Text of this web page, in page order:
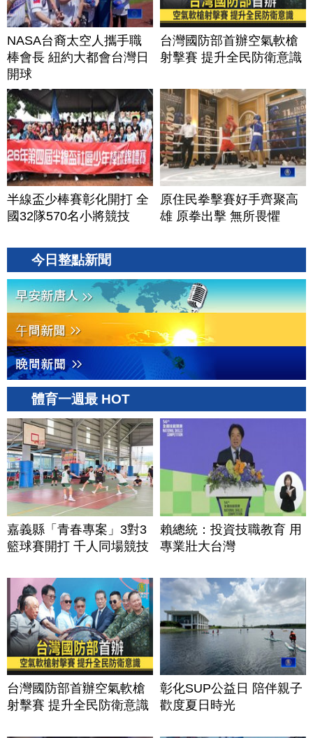
NASA台裔太空人攜手職
棒會長 紐約大都會台灣日
開球
台灣國防部首辦空氣軟槍
射擊賽 提升全民防衛意識
半線盃少棒賽彰化開打 全
國32隊570名小將競技
原住民拳擊賽好手齊聚高
雄 原拳出擊 無所畏懼
今日整點新聞
體育一週最 HOT
嘉義縣「青春專案」3對3
籃球賽開打 千人同場競技
賴總統：投資技職教育 用
專業壯大台灣
台灣國防部首辦空氣軟槍
射擊賽 提升全民防衛意識
彰化SUP公益日 陪伴親子
歡度夏日時光